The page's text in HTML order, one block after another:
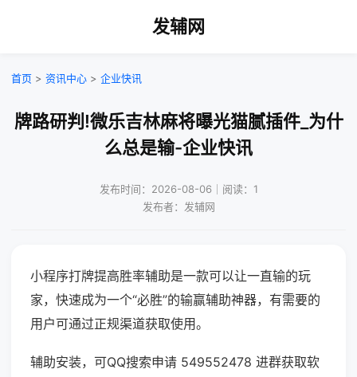
发辅网
首页 > 资讯中心 > 企业快讯
牌路研判!微乐吉林麻将曝光猫腻插件_为什
么总是输-企业快讯
发布时间：2026-08-06｜阅读：1
发布者：发辅网
小程序打牌提高胜率辅助是一款可以让一直输的玩
家，快速成为一个“必胜”的输赢辅助神器，有需要的
用户可通过正规渠道获取使用。
辅助安装，可QQ搜索申请 549552478 进群获取软